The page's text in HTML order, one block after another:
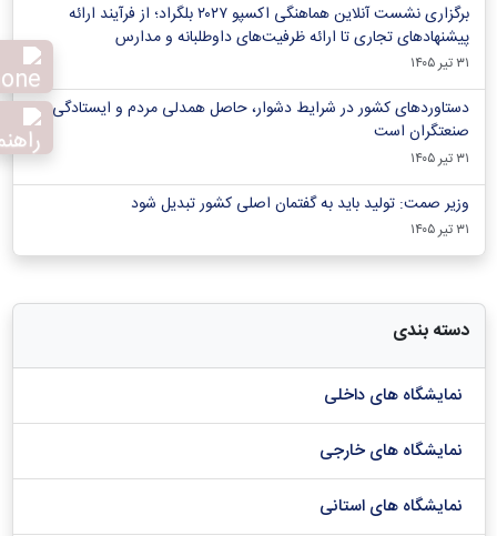
برگزاری نشست آنلاین هماهنگی اکسپو ۲۰۲۷ بلگراد؛ از فرآیند ارائه
پیشنهادهای تجاری تا ارائه ظرفیت‌های داوطلبانه و مدارس
۳۱ تیر ۱۴۰۵
دستاوردهای کشور در شرایط دشوار، حاصل همدلی مردم و ایستادگی
صنعتگران است
۳۱ تیر ۱۴۰۵
وزیر صمت: تولید باید به گفتمان اصلی کشور تبدیل شود
۳۱ تیر ۱۴۰۵
دسته بندی
نمایشگاه های داخلی
نمایشگاه های خارجی
نمایشگاه های استانی